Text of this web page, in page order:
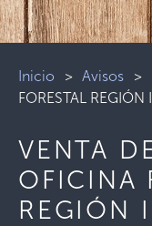
Inicio >Avisos >
FORESTAL REGIÓN
VENTA
OFICINA
REGIÓN